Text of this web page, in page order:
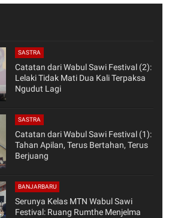
SASTRA
Catatan dari Wabul Sawi Festival (2):
Lelaki Tidak Mati Dua Kali Terpaksa
Ngudut Lagi
SASTRA
Catatan dari Wabul Sawi Festival (1):
Tahan Apilan, Terus Bertahan, Terus
Berjuang
BANJARBARU
Serunya Kelas MTN Wabul Sawi
Festival: Ruang Rumthe Menjelma